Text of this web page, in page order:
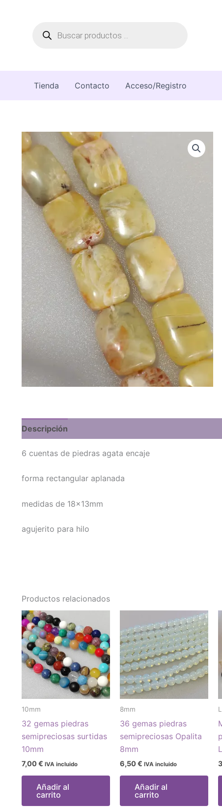
Tienda Contacto Acceso/Registro
Descripción
6 cuentas de piedras agata encaje
forma rectangular aplanada
medidas de 18x13mm
agujerito para hilo
Productos relacionados
10mm
32 gemas piedras
semipreciosas surtidas
10mm
7,00 € IVA incluido
Añadir al
carrito
8mm
36 gemas piedras
semipreciosas Opalita
8mm
6,50 € IVA incluido
Añadir al
carrito